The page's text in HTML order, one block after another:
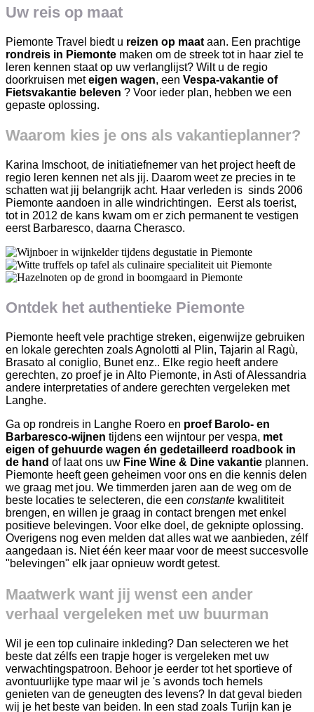
Uw reis op maat
Piemonte Travel biedt u reizen op maat aan. Een prachtige
rondreis in Piemonte maken om de streek tot in haar ziel te
leren kennen staat op uw verlanglijst? Wilt u de regio
doorkruisen meteigen wagen, een Vespa-vakantie of
Fietsvakantie beleven ? Voor ieder plan, hebben we een
gepaste oplossing.
Waarom kies je ons als vakantieplanner?
Karina Imschoot, de initiatiefnemer van het project heeft de
regio leren kennen net als jij. Daarom weet ze precies in te
schatten wat jij belangrijk acht. Haar verleden is sinds 2006
Piemonte aandoen in alle windrichtingen. Eerst als toerist,
tot in 2012 de kans kwam om er zich permanent te vestigen
eerst Barbaresco, daarna Cherasco.
Ontdek het authentieke Piemonte
Piemonte heeft vele prachtige streken, eigenwijze gebruiken
en lokale gerechten zoals Agnolotti al Plin, Tajarin al Ragù,
Brasato al coniglio, Bunet enz.. Elke regio heeft andere
gerechten, zo proef je in Alto Piemonte, in Asti of Alessandria
andere interpretaties of andere gerechten vergeleken met
Langhe.
Ga op rondreis in Langhe Roero en proef Barolo- en
Barbaresco-wijnen tijdens een wijntour per vespa, met
eigen of gehuurde wagen én gedetailleerd roadbook in
de hand of laat ons uw Fine Wine & Dine vakantie plannen.
Piemonte heeft geen geheimen voor ons en die kennis delen
we graag met jou. We timmerden jaren aan de weg om de
beste locaties te selecteren, die een constante kwalititeit
brengen, en willen je graag in contact brengen met enkel
positieve belevingen. Voor elke doel, de geknipte oplossing.
Overigens nog even melden dat alles wat we aanbieden, zélf
aangedaan is. Niet één keer maar voor de meest succesvolle
"belevingen" elk jaar opnieuw wordt getest.
Maatwerk want jij wenst een ander
verhaal vergeleken met uw buurman
Wil je een top culinaire inkleding? Dan selecteren we het
beste dat zélfs een trapje hoger is vergeleken met uw
verwachtingspatroon. Behoor je eerder tot het sportieve of
avontuurlijke type maar wil je 's avonds toch hemels
genieten van de geneugten des levens? In dat geval bieden
wij je het beste van beiden. In een stad zoals Turijn kan je